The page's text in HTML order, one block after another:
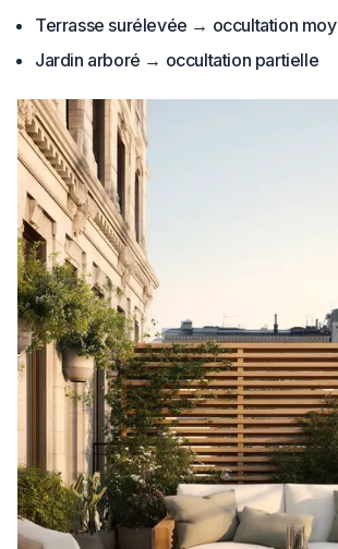
Terrasse surélevée → occultation
Jardin arboré → occultation partielle